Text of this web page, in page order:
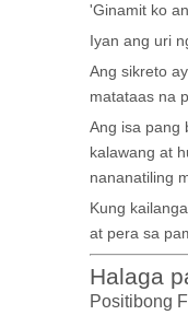
'Ginamit ko
Iyan ang uri
Ang sikreto
matataas na
Ang isa pang
kalawang at
nananatiling
Kung
at pera sa
Halaga
Positibong